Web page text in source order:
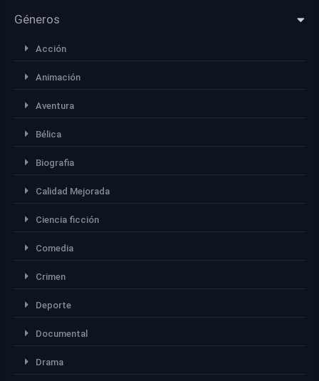
Géneros
Acción
Animación
Aventura
Bélica
Biografia
Calidad Mejorada
Ciencia ficción
Comedia
Crimen
Deporte
Documental
Drama